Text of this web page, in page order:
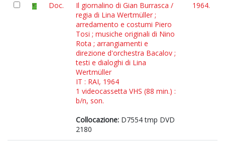
Doc.
Il giornalino di Gian Burrasca /
regia di Lina Wertmüller ;
arredamento e costumi Piero
Tosi ; musiche originali di Nino
Rota ; arrangiamenti e
direzione d'orchestra Bacalov ;
testi e dialoghi di Lina
Wertmüller
IT : RAI, 1964
1 videocassetta VHS (88 min.) :
b/n, son.
Collocazione: D7554 tmp DVD
2180
1964.